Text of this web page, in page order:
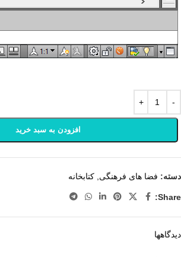
افزودن به سبد خرید
دسته: فضا های فرهنگی کتابخانه
Share:
دیدگاهها